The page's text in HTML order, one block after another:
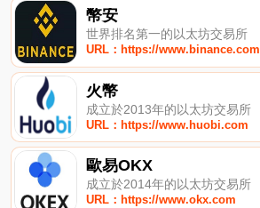
幣安
世界排名第一的以太坊交易所
URL：https://www.binance.com
火幣
成立於2013年的以太坊交易所
URL：https://www.huobi.com
歐易OKX
成立於2014年的以太坊交易所
URL：https://www.okx.com